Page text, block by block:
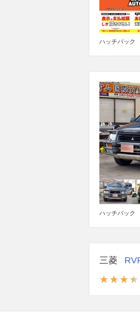
ハッチバック
ハッチバック
三菱